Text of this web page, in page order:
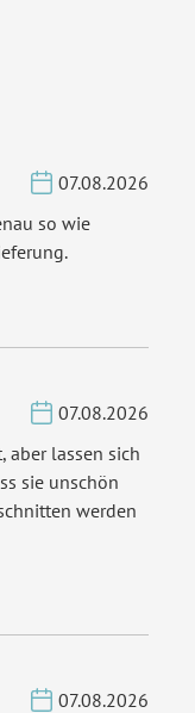
07.08.2026
so wie
07.08.2026
aber lassen sich
sie unschön
werden
07.08.2026